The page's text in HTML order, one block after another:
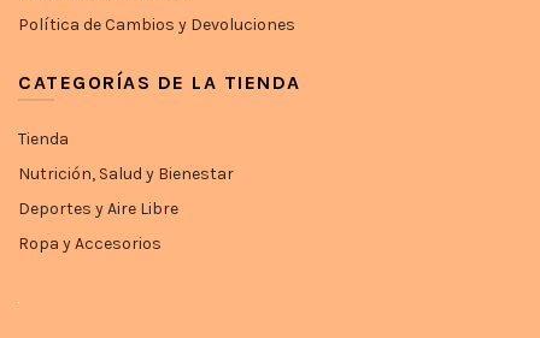
Política de Cambios y Devoluciones
CATEGORÍAS DE LA TIENDA
Tienda
Nutrición, Salud y Bienestar
Deportes y Aire Libre
Ropa y Accesorios